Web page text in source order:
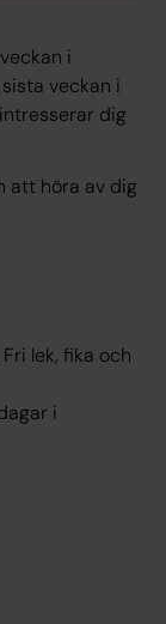
i
veckan i
dig
att höra av dig
lek, fika och
i